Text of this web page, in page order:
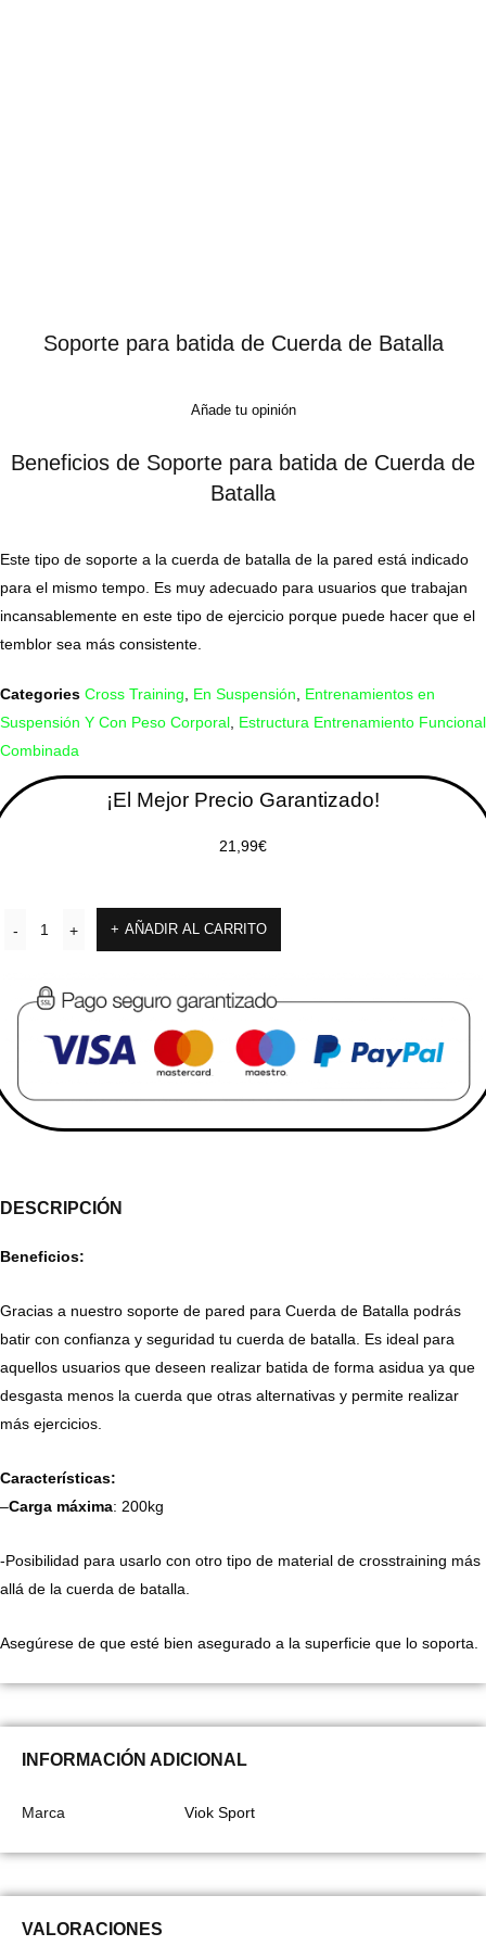
Soporte para batida de Cuerda de Batalla
Añade tu opinión
Beneficios de Soporte para batida de Cuerda de
Batalla
Este tipo de soporte a la cuerda de batalla de la pared está indicado
para el mismo tempo. Es muy adecuado para usuarios que trabajan
incansablemente en este tipo de ejercicio porque puede hacer que el
temblor sea más consistente.
Categories Cross Training, En Suspensión, Entrenamientos en
Suspensión Y Con Peso Corporal, Estructura Entrenamiento Funcional
Combinada
¡El Mejor Precio Garantizado!
21,99€
AÑADIR AL CARRITO
DESCRIPCIÓN
Beneficios:
Gracias a nuestro soporte de pared para Cuerda de Batalla podrás
batir con confianza y seguridad tu cuerda de batalla. Es ideal para
aquellos usuarios que deseen realizar batida de forma asidua ya que
desgasta menos la cuerda que otras alternativas y permite realizar
más ejercicios.
Características:
–Carga máxima: 200kg
-Posibilidad para usarlo con otro tipo de material de crosstraining más
allá de la cuerda de batalla.
Asegúrese de que esté bien asegurado a la superficie que lo soporta.
INFORMACIÓN ADICIONAL
Marca Viok Sport
VALORACIONES